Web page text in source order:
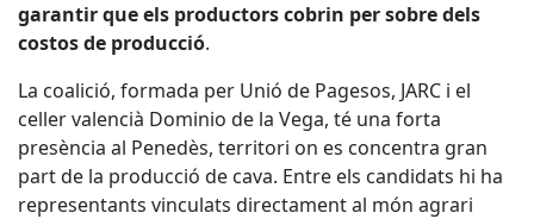
garantir que els productors cobrin per sobre dels
costos de producció.
La coalició, formada per Unió de Pagesos, JARC i el
celler valencià Dominio de la Vega, té una forta
presència al Penedès, territori on es concentra gran
part de la producció de cava. Entre els candidats hi ha
representants vinculats directament al món agrari